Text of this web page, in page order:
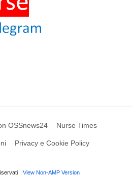
OSSnews24 Nurse Times
Privacy e Cookie Policy
View Non-AMP Version